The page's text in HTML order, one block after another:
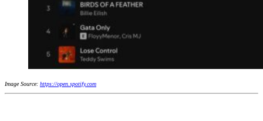
Image Source: https://open.spotify.com